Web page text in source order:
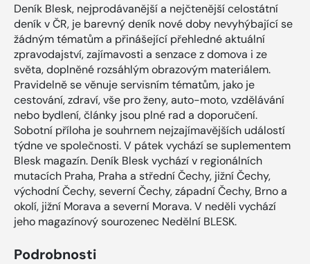
Deník Blesk, nejprodávanější a nejčtenější celostátní
deník v ČR, je barevný deník nové doby nevyhýbající se
žádným tématům a přinášející přehledné aktuální
zpravodajství, zajímavosti a senzace z domova i ze
světa, doplněné rozsáhlým obrazovým materiálem.
Pravidelně se věnuje servisním tématům, jako je
cestování, zdraví, vše pro ženy, auto-moto, vzdělávání
nebo bydlení, články jsou plné rad a doporučení.
Sobotní příloha je souhrnem nejzajímavějších událostí
týdne ve společnosti. V pátek vychází se suplementem
Blesk magazín. Deník Blesk vychází v regionálních
mutacích Praha, Praha a střední Čechy, jižní Čechy,
východní Čechy, severní Čechy, západní Čechy, Brno a
okolí, jižní Morava a severní Morava. V neděli vychází
jeho magazínový sourozenec Nedělní BLESK.
Podrobnosti